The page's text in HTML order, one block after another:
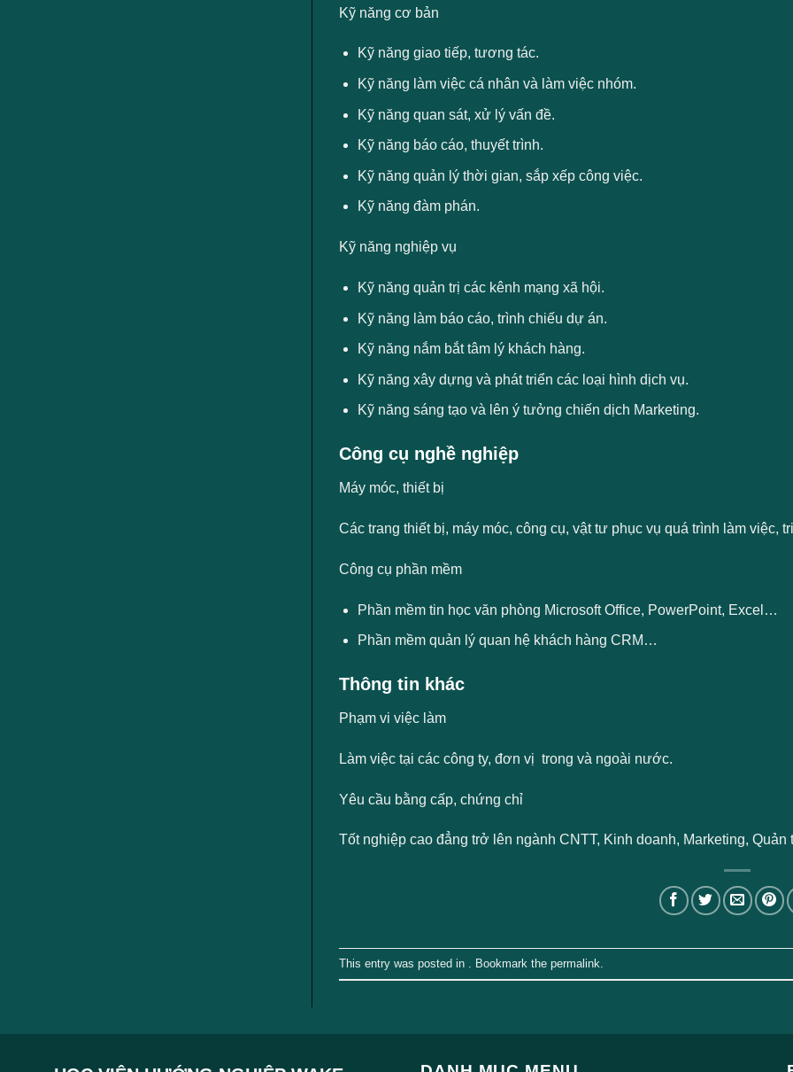
Kỹ năng cơ bản
Kỹ năng giao tiếp, tương tác.
Kỹ năng làm việc cá nhân và làm việc nhóm.
Kỹ năng quan sát, xử lý vấn đề.
Kỹ năng báo cáo, thuyết trình.
Kỹ năng quản lý thời gian, sắp xếp công việc.
Kỹ năng đàm phán.
Kỹ năng nghiệp vụ
Kỹ năng quản trị các kênh mạng xã hội.
Kỹ năng làm báo cáo, trình chiếu dự án.
Kỹ năng nắm bắt tâm lý khách hàng.
Kỹ năng xây dựng và phát triển các loại hình dịch vụ.
Kỹ năng sáng tạo và lên ý tưởng chiến dịch Marketing.
Công cụ nghề nghiệp
Máy móc, thiết bị
Các trang thiết bị, máy móc, công cụ, vật tư phục vụ quá trình làm việc,
Công cụ phần mềm
Phần mềm tin học văn phòng Microsoft Office, PowerPoint, Excel…
Phần mềm quản lý quan hệ khách hàng CRM…
Thông tin khác
Phạm vi việc làm
Làm việc tại các công ty, đơn vị trong và ngoài nước.
Yêu cầu bằng cấp, chứng chỉ
Tốt nghiệp cao đẳng trở lên ngành CNTT, Kinh doanh, Marketing,
This entry was posted in . Bookmark the permalink